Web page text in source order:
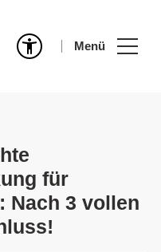
Menü
für
Nach 3 vollen